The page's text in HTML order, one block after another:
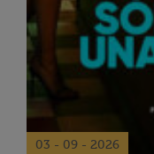
03 - 09 - 2026